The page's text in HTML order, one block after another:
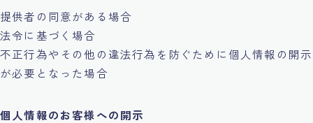
提供者の同意がある場合
法令に基づく場合
不正行為やその他の違法行為を防ぐために個人情報の開示
が必要となった場合
個人情報のお客様への開示